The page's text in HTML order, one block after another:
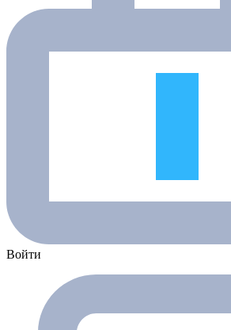
Войти